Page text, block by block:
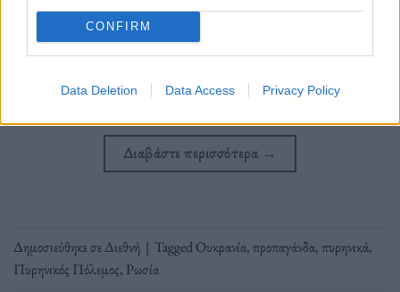
CONFIRM
Data Deletion Data Access Privacy Policy
Ο Ρώσος νομπελίστας δημοσιογράφος Dmitry
Andreyevich Muratov, εκφράζει τις ανησυχίες του
ρωσική προπαγάνδα.
Διαβάστε περισσότερα →
Δημοσιεύθηκε σεΔιεθνή | TaggedΟυκρανία,προπαγάνδα,πυρηνικά,
Πυρηνικός Πόλεμος, Ρωσία